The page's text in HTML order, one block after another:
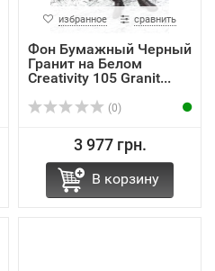
избранное сравнить
Фон Бумажный Черный
Гранит на Белом
Creativity 105 Granit...
(0)
3 977 грн.
В корзину